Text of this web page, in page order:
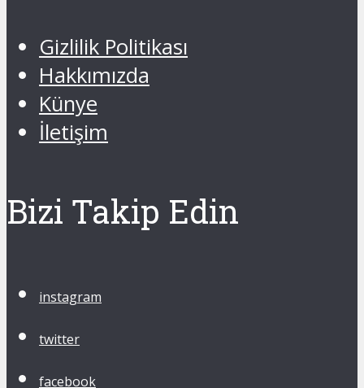
Gizlilik Politikası
Hakkımızda
Künye
İletişim
Bizi Takip Edin
instagram
twitter
facebook